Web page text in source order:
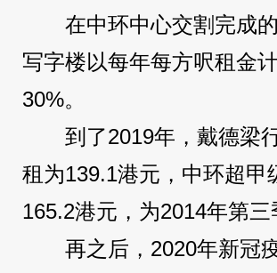
在中环中心交割完成
写字楼以每年每方呎租金
30%。
到了2019年，戴德梁
租为139.1港元，中环超
165.2港元，为2014年第
再之后，2020年新冠